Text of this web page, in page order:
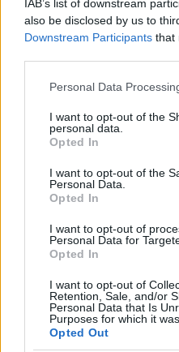
IAB’s list of downstream
also be disclosed by us to
Downstream Participants that
Please note that this
not limited to your visit or
grant or deny consent to
use your data for below
consent section.
Personal Data
I want to opt-out of the
personal data.
Opted In
I want to opt-out of the
Personal Data.
Opted In
I want to opt-out of
Personal Data for
Opted In
I want to opt-out of
Retention, Sale, and/or
Personal Data that Is
Purposes for which it
Opted Out
Powered by LocalImpact
Garanzia di due annisui
nostro laboratorio di
Spedizione gratuitaper
Per maggiori dettagli
Contattaci per
informazioni